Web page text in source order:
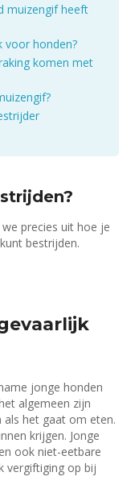
muizengif heeft
voor honden?
komen met
precies uit hoe je
bestrijden.
jonge honden
algemeen zijn
als het gaat om eten.
krijgen. Jonge
ook niet-eetbare
vergiftiging op bij